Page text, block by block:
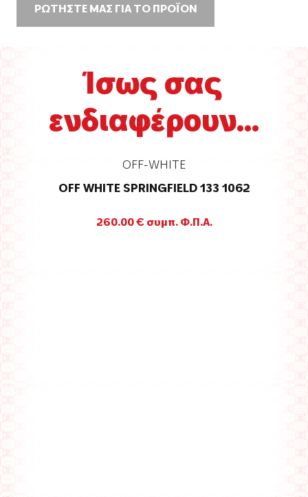
ΡΩΤΗΣΤΕ ΜΑΣ ΓΙΑ ΤΟ ΠΡΟΪΟΝ
Ίσως σας
ενδιαφέρουν...
OFF-WHITE
OFF WHITE SPRINGFIELD 133 1062
260.00€ συμπ. Φ.Π.Α.